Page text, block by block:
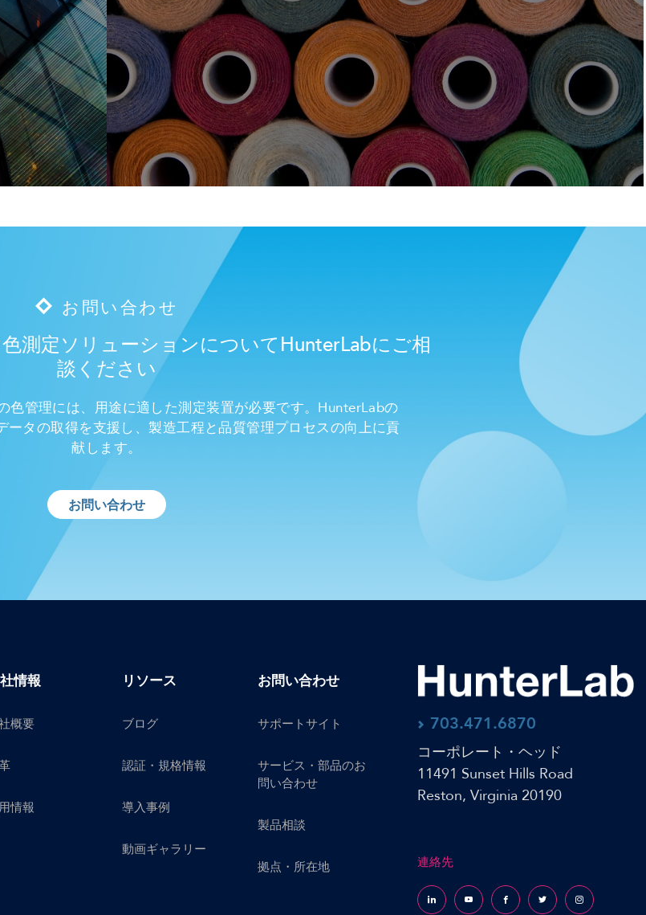
お問い合わせ
測定ソリューションについてHunterLabにご相
談ください
色管理には、用途に適した測定装置が必要です。HunterLabの
ータの取得を支援し、製造工程と品質管理プロセスの向上に貢
献します。
お問い合わせ
703.471.6870
コーポレート・ヘッド
11491 Sunset Hills Road
Reston, Virginia 20190
連絡先
Follow us on LinkedInFollow us on YouTubeFollow us on Facebook
Follow us on X (formerly
Follow us on
情報
概要
情報
リソース
ブログ
認証・規格情報
導入事例
動画ギャラリー
お問い合わせ
サポートサイト
サービス・部品のお
問い合わせ
製品相談
拠点・所在地